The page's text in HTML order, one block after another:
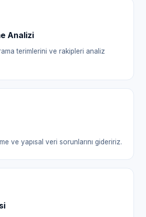
Analizi
terimlerini ve rakipleri analiz
ve yapısal veri sorunlarını gideririz.